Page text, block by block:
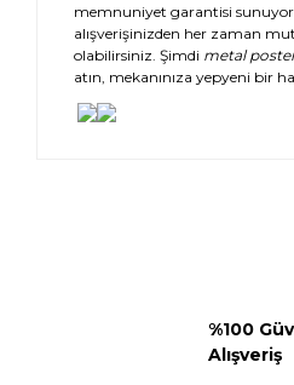
memnuniyet garantisi
alışverişinizden her zaman
olabilirsiniz. Şimdi metal
atın, mekanınıza yepyeni bir
%100
Alışveriş